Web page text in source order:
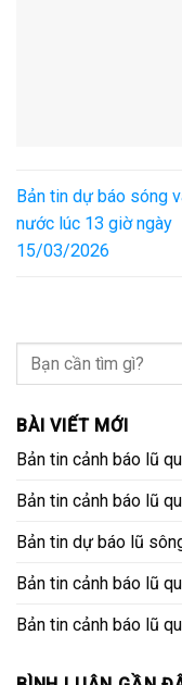
Bản tin dự báo sóng
nước lúc 13 giờ ngày
15/03/2026
BÀI VIẾT MỚI
Bản tin cảnh báo lũ
Bản tin cảnh báo lũ
Bản tin dự báo lũ
Bản tin cảnh báo lũ
Bản tin cảnh báo lũ